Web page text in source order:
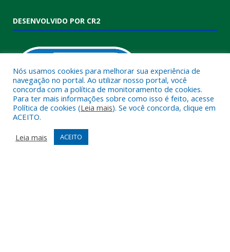
DESENVOLVIDO POR CR2
Muito mais que
Realizamos umaassessoria
contrato que todas as exigências das
Nós usamos cookies para melhorar sua experiência de
navegação no portal. Ao utilizar nosso portal, você
concorda com a política de monitoramento de cookies.
Para ter mais informações sobre como isso é feito, acesse
Política de cookies (Leia mais). Se você concorda, clique em
ACEITO.
Leia mais
ACEITO